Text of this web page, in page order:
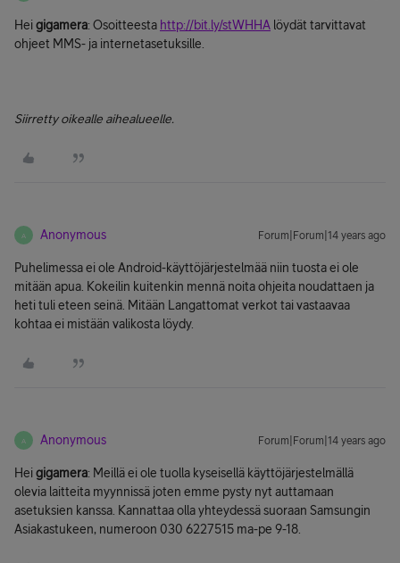
Heigigamera: Osoitteesta http://bit.ly/stWHHA löydät tarvittavat
ohjeet MMS- ja internetasetuksille.
Siirretty oikealle aihealueelle.
A Anonymous Forum|Forum|14 years ago
Puhelimessa ei ole Android-käyttöjärjestelmää niin tuosta ei ole
mitään apua. Kokeilin kuitenkin mennä noita ohjeita noudattaen ja
heti tuli eteen seinä. Mitään Langattomat verkot tai vastaavaa
kohtaa ei mistään valikosta löydy.
A Anonymous Forum|Forum|14 years ago
Heigigamera: Meillä ei ole tuolla kyseisellä käyttöjärjestelmällä
olevia laitteita myynnissä joten emme pysty nyt auttamaan
asetuksien kanssa. Kannattaa olla yhteydessä suoraan Samsungin
Asiakastukeen, numeroon 030 6227515 ma-pe 9-18.